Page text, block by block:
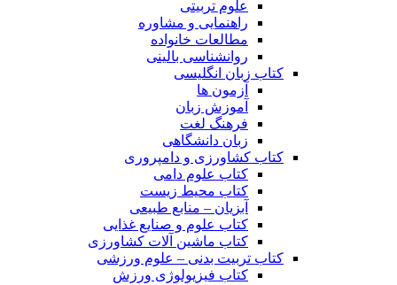
علوم تربیتی
راهنمایی و مشاوره
مطالعات خانواده
روانشناسی بالینی
کتاب زبان انگلیسی
آزمون ها
آموزش زبان
فرهنگ لغت
زبان دانشگاهی
کتاب کشاورزی و دامپروری
کتاب علوم دامی
کتاب محیط زیست
آبزیان – منابع طبیعی
کتاب علوم و صنایع غذایی
کتاب ماشین آلات کشاورزی
کتاب تربیت بدنی – علوم ورزشی
کتاب فیزیولوژی ورزش